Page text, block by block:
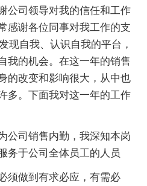
公司领导对我的信任和工作
感谢各位同事对我工作的支
现自我、认识自我的平台，
我的机会。在这一年的销售
的改变和影响很大，从中也
多。下面我对这一年的工作
司销售内勤，我深知本岗
务于公司全体员工的人员
做到有求必应，有需必